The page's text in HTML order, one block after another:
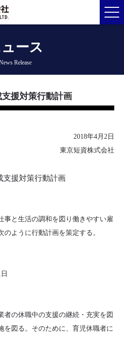
ース
Release
援対策行動計画
2018年4月2日
東京短資株式会社
支援対策行動計画
事と生活の調和を図り働きやすい雇
ように行動計画を策定する。
の休職中の支援の継続・充実を図
を図る。そのために、育児休職者に